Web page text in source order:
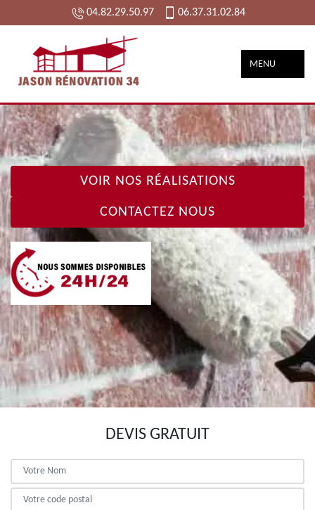
04.82.29.50.97 06.37.31.02.84
MENU
VOIR NOS RÉALISATIONS
CONTACTEZ NOUS
DEVIS GRATUIT